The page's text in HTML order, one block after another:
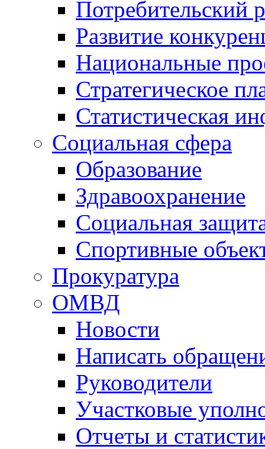
Потребительский
Развитие
Национальные
Стратегическое
Статистическая
Социальная сфера
Образование
Здравоохранение
Социальная
Спортивные
Прокуратура
ОМВД
Новости
Написать
Руководители
Участковые
Отчеты и